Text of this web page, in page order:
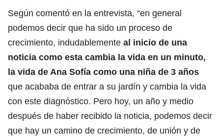
Según comentó en la entrevista, “en general
podemos decir que ha sido un proceso de
crecimiento, indudablemente al inicio de una
noticia como esta cambia la vida en un minuto,
la vida de Ana Sofía como una niña de 3 años
que acababa de entrar a su jardín y cambia la vida
con este diagnóstico. Pero hoy, un año y medio
después de haber recibido la noticia, podemos decir
que hay un camino de crecimiento, de unión y de